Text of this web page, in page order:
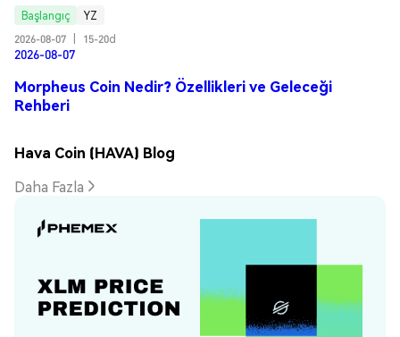
Başlangıç
YZ
2026-08-07
15-20d
2026-08-07
Morpheus Coin Nedir? Özellikleri ve Geleceği
Rehberi
Hava Coin (HAVA) Blog
Daha Fazla